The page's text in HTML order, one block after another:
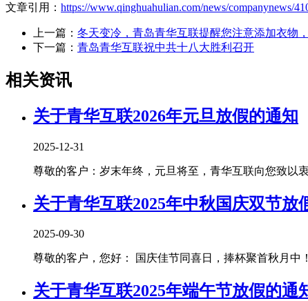
文章引用： https://www.qinghuahulian.com/news/companynews/
上一篇： 冬天变冷，青岛青华互联提醒您注意添加衣物
下一篇： 青岛青华互联祝中共十八大胜利召开
相关资讯
关于青华互联2026年元旦放假的通知
2025-12-31
尊敬的客户：岁末年终，元旦将至，青华互联向您致以
关于青华互联2025年中秋国庆双节放
2025-09-30
尊敬的客户，您好： 国庆佳节同喜日，捧杯聚首秋月
关于青华互联2025年端午节放假的通